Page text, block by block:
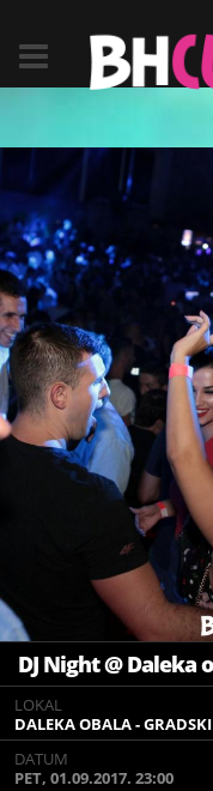
DJ Night @ Daleka
LOKAL
DALEKA OBALA -
DATUM
PET, 01.09.2017. 23:00
LOKAL
DALEKA OBALA -
DATUM
PET, 01.09.2017. 23:00